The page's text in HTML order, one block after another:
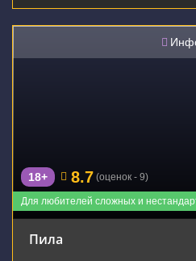
Для любителей сложных и
18+ 8.7 (оценок - 9)
Пила